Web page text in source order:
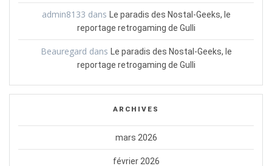
admin8133 dans Le paradis des Nostal-Geeks, le
reportage retrogaming de Gulli
Beauregard dans Le paradis des Nostal-Geeks, le
reportage retrogaming de Gulli
ARCHIVES
mars 2026
février 2026